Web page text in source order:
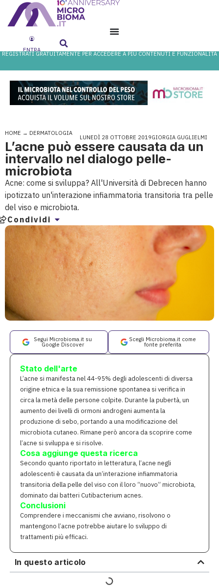
ENTRA
REGISTRATI GRATUITAMENTE PER ACCEDERE A PIÙ CONTENUTI E FUNZIONALITÀ
HOME → DERMATOLOGIA
LUNEDÌ 28 OTTOBRE 2019GIORGIA GUGLIELMI
L’acne può essere causata da un
intervallo nel dialogo pelle-
microbiota
Acne: come si sviluppa? All'Università di Debrecen hanno
ipotizzato un'interazione infiammatoria transitoria tra pelle
del viso e microbiota.
Condividi
Segui Microbioma.it su
Google Discover
Scegli Microbioma.it come
fonte preferita
Stato dell'arte
L’acne si manifesta nel 44-95% degli adolescenti di diversa
origine etnica e la sua remissione spontanea si verifica in
circa la metà delle persone colpite. Durante la pubertà, un
aumento dei livelli di ormoni androgeni aumenta la
produzione di sebo, portando a una modificazione del
microbiota cutaneo. Rimane però ancora da scoprire come
l’acne si sviluppa e si risolve.
Cosa aggiunge questa ricerca
Secondo quanto riportato in letteratura, l’acne negli
adolescenti è causata da un’interazione infiammatoria
transitoria della pelle del viso con il loro “nuovo” microbiota,
dominato dai batteri Cutibacterium acnes.
Conclusioni
Comprendere i meccanismi che avviano, risolvono o
mantengono l’acne potrebbe aiutare lo sviluppo di
trattamenti più efficaci.
In questo articolo